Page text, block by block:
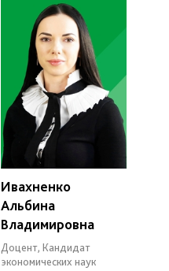
Ивахненко
Альбина
Владимировна
Доцент, Кандидат
экономических наук